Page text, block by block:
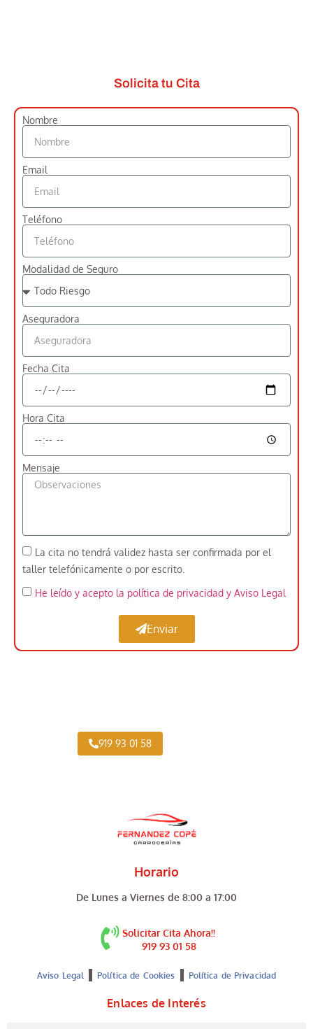
Solicita tu Cita
Nombre
Email
Teléfono
Modalidad de Seguro
Aseguradora
Fecha Cita
Hora Cita
Mensaje
La cita no tendrá validez hasta ser confirmada por el
taller telefónicamente o por escrito.
He leído y acepto la política de privacidad y Aviso Legal
Enviar
919 93 01 58
Horario
De Lunes a Viernes de 8:00 a 17:00
Solicitar Cita Ahora!!
919 93 01 58
Aviso Legal Política de Cookies Política de Privacidad
Enlaces de Interés